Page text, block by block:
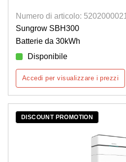
Numero di articolo: 5202000021
Sungrow SBH300
Batterie da 30kWh
Disponibile
Accedi per visualizzare i prezzi
DISCOUNT PROMOTION